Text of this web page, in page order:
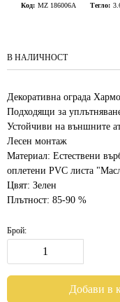
Код: MZ 186006A Тегло:
В НАЛИЧНОСТ
Декоративна ограда
Подходящи за
Устойчиви на външните
Лесен монтаж
Материал: Естествени
оплетени PVC листа
Цвят: Зелен
Плътност: 85-90 %
Брой: